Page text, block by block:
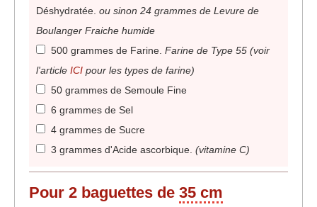
Déshydratée. ou sinon 24 grammes de Levure de
Boulanger Fraiche humide
500 grammes de Farine. Farine de Type 55 (voir
l'article ICI pour les types de farine)
50 grammes de Semoule Fine
6 grammes de Sel
4 grammes de Sucre
3 grammes d'Acide ascorbique. (vitamine C)
Pour 2 baguettes de 35 cm